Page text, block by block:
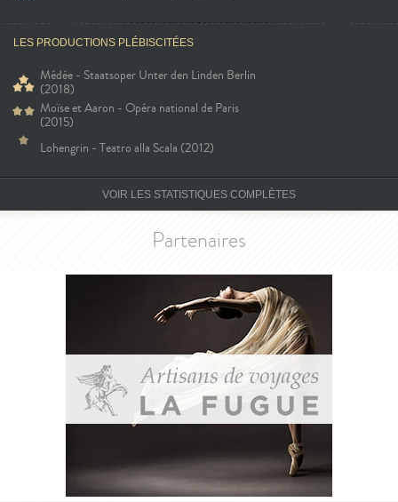
LES PRODUCTIONS PLÉBISCITÉES
Médée - Staatsoper Unter den Linden Berlin
(2018)
Moïse et Aaron - Opéra national de Paris
(2015)
Lohengrin - Teatro alla Scala (2012)
VOIR LES STATISTIQUES COMPLÈTES
Partenaires